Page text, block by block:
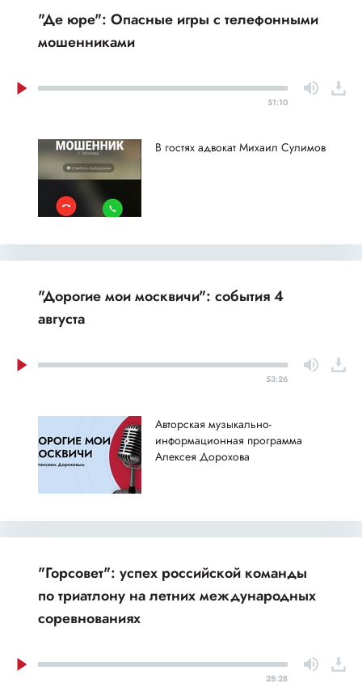
"Де юре": Опасные игры с телефонными
мошенниками
51:10
В гостях адвокат Михаил Сулимов
"Дорогие мои москвичи": события 4
августа
53:26
Авторская музыкально-
информационная программа
Алексея Дорохова
"Горсовет": успех российской команды
по триатлону на летних международных
соревнованиях
28:28